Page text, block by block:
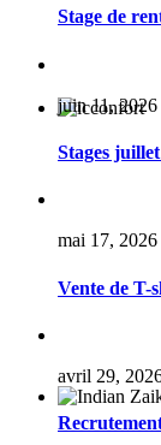
Stage de
juin 11,
Stages
mai 17,
Vente de T-
avril 29,